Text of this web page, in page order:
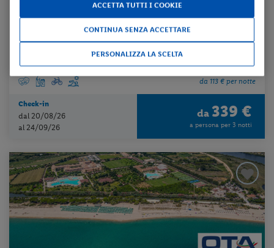
pensione completa + bevande ai pasti + servizio spiaggia + utilizzo d...
da 113 € per notte
Check-in
dal 20/08/26
al 24/09/26
da 339 €
a persona per 3 notti
ACCETTA TUTTI I COOKIE
CONTINUA SENZA ACCETTARE
PERSONALIZZA LA SCELTA